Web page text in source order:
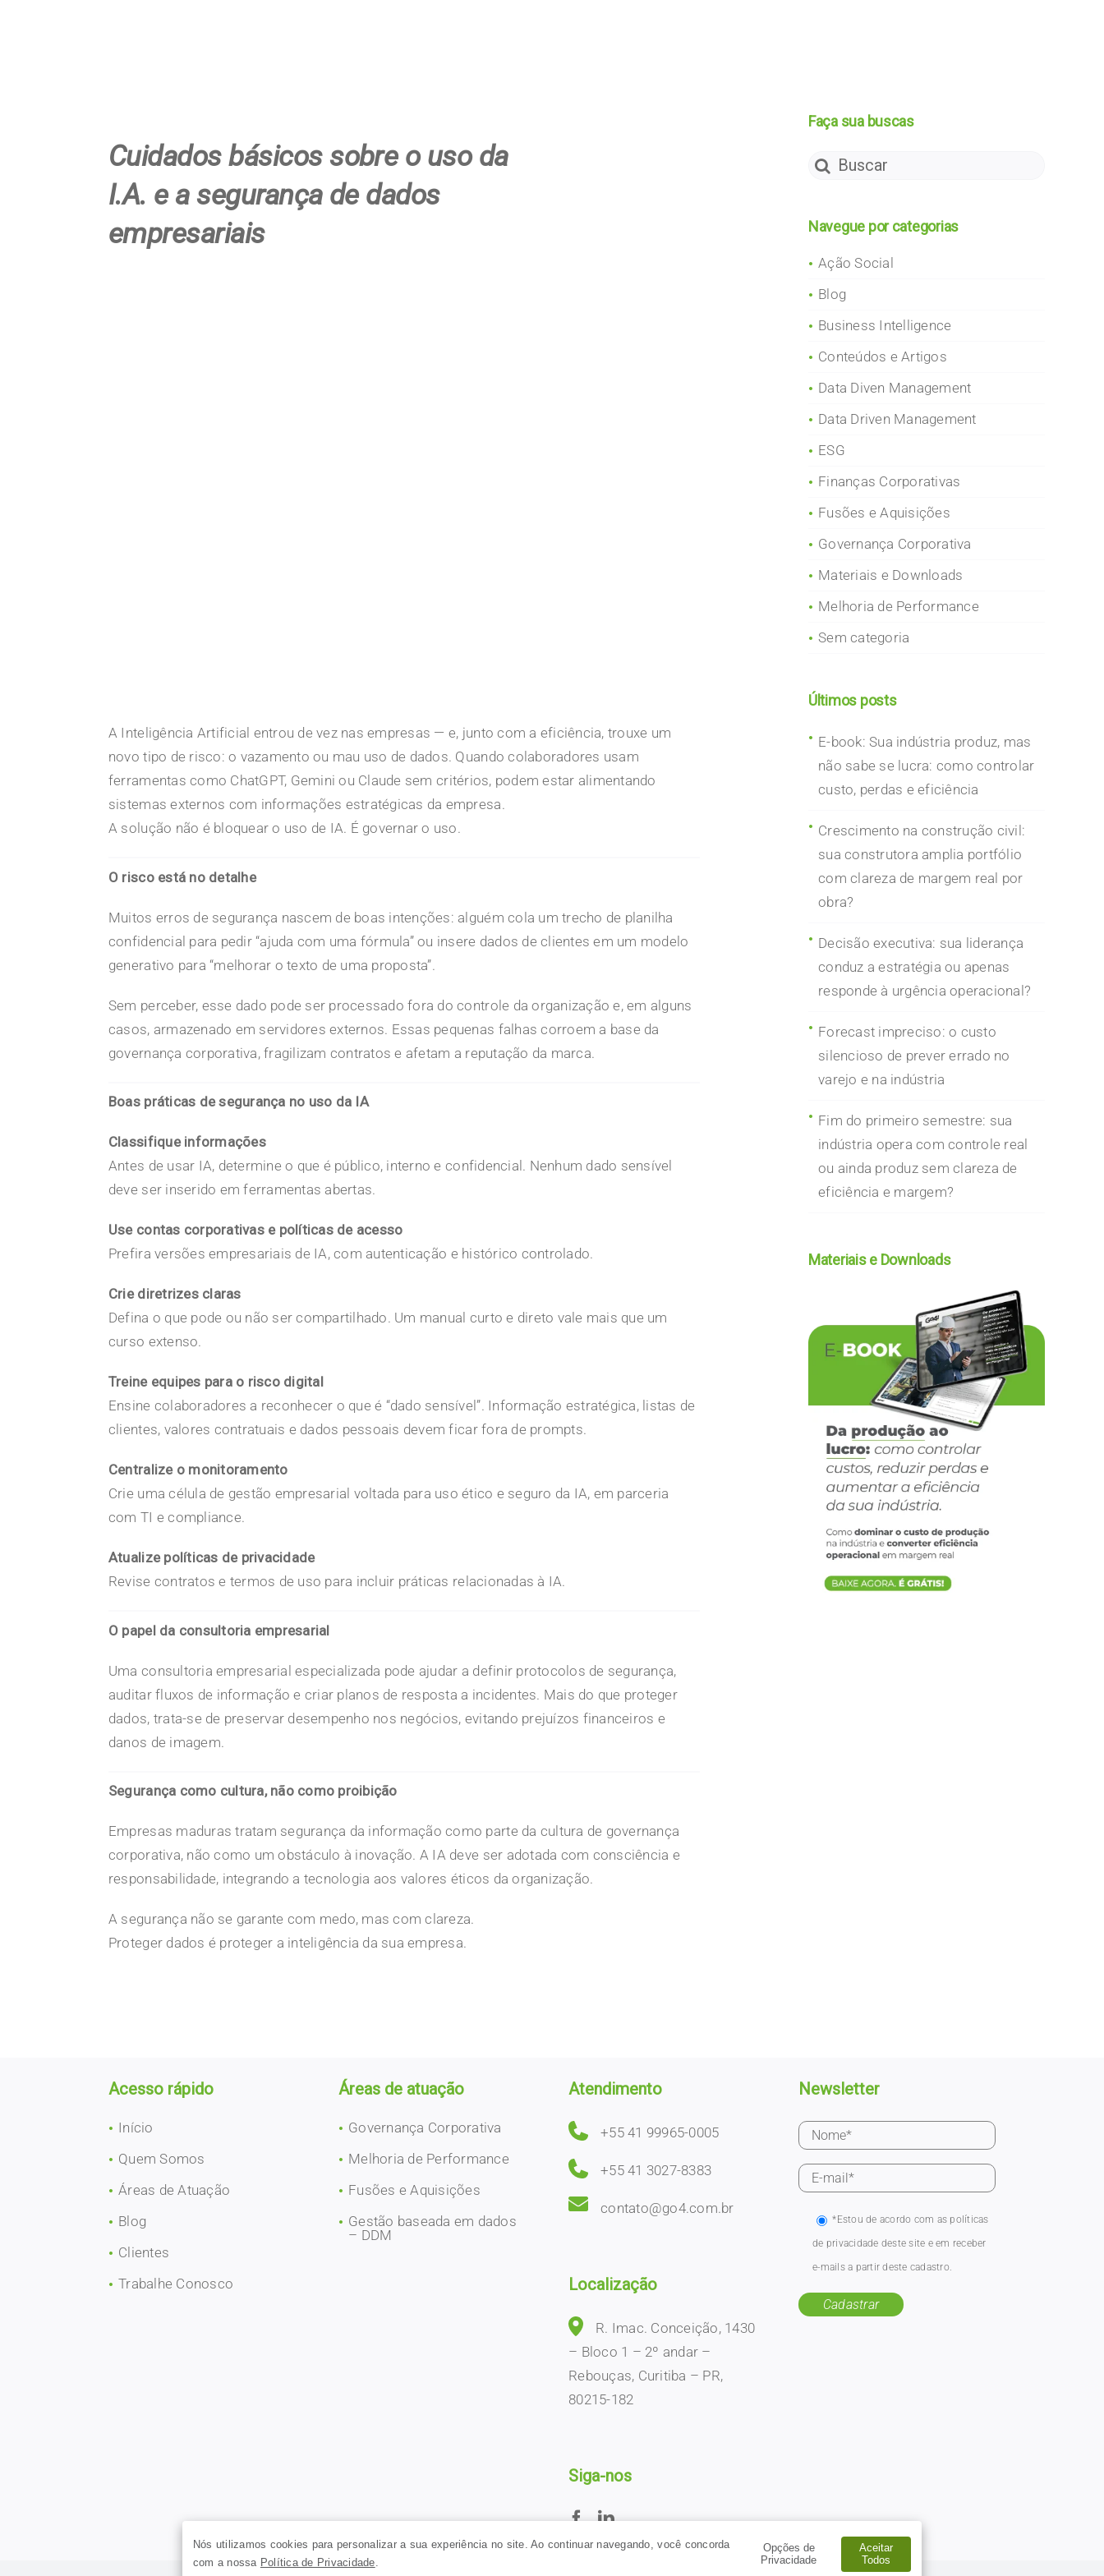
Cuidados básicos sobre o uso da
I.A. e a segurança de dados
empresariais
A Inteligência Artificial entrou de vez nas empresas — e, junto com a eficiência, trouxe um
novo tipo de risco: o vazamento ou mau uso de dados. Quando colaboradores usam
ferramentas como ChatGPT, Gemini ou Claude sem critérios, podem estar alimentando
sistemas externos com informações estratégicas da empresa.
A solução não é bloquear o uso de IA. É governar o uso.
O risco está no detalhe
Muitos erros de segurança nascem de boas intenções: alguém cola um trecho de planilha
confidencial para pedir “ajuda com uma fórmula” ou insere dados de clientes em um modelo
generativo para “melhorar o texto de uma proposta”.
Sem perceber, esse dado pode ser processado fora do controle da organização e, em alguns
casos, armazenado em servidores externos. Essas pequenas falhas corroem a base da
governança corporativa, fragilizam contratos e afetam a reputação da marca.
Boas práticas de segurança no uso da IA
Classifique informações
Antes de usar IA, determine o que é público, interno e confidencial. Nenhum dado sensível
deve ser inserido em ferramentas abertas.
Use contas corporativas e políticas de acesso
Prefira versões empresariais de IA, com autenticação e histórico controlado.
Crie diretrizes claras
Defina o que pode ou não ser compartilhado. Um manual curto e direto vale mais que um
curso extenso.
Treine equipes para o risco digital
Ensine colaboradores a reconhecer o que é “dado sensível”. Informação estratégica, listas de
clientes, valores contratuais e dados pessoais devem ficar fora de prompts.
Centralize o monitoramento
Crie uma célula de gestão empresarial voltada para uso ético e seguro da IA, em parceria
com TI e compliance.
Atualize políticas de privacidade
Revise contratos e termos de uso para incluir práticas relacionadas à IA.
O papel da consultoria empresarial
Uma consultoria empresarial especializada pode ajudar a definir protocolos de segurança,
auditar fluxos de informação e criar planos de resposta a incidentes. Mais do que proteger
dados, trata-se de preservar desempenho nos negócios, evitando prejuízos financeiros e
danos de imagem.
Segurança como cultura, não como proibição
Empresas maduras tratam segurança da informação como parte da cultura de governança
corporativa, não como um obstáculo à inovação. A IA deve ser adotada com consciência e
responsabilidade, integrando a tecnologia aos valores éticos da organização.
A segurança não se garante com medo, mas com clareza.
Proteger dados é proteger a inteligência da sua empresa.
Faça sua buscas
Search
Navegue por categorias
Ação Social
Blog
Business Intelligence
Conteúdos e Artigos
Data Diven Management
Data Driven Management
ESG
Finanças Corporativas
Fusões e Aquisições
Governança Corporativa
Materiais e Downloads
Melhoria de Performance
Sem categoria
Últimos posts
E-book: Sua indústria produz, mas
não sabe se lucra: como controlar
custo, perdas e eficiência
Crescimento na construção civil:
sua construtora amplia portfólio
com clareza de margem real por
obra?
Decisão executiva: sua liderança
conduz a estratégia ou apenas
responde à urgência operacional?
Forecast impreciso: o custo
silencioso de prever errado no
varejo e na indústria
Fim do primeiro semestre: sua
indústria opera com controle real
ou ainda produz sem clareza de
eficiência e margem?
Materiais e Downloads
Acesso rápido
Início
Quem Somos
Áreas de Atuação
Blog
Clientes
Trabalhe Conosco
Áreas de atuação
Governança Corporativa
Melhoria de Performance
Fusões e Aquisições
Gestão baseada em dados
– DDM
Atendimento
+55 41 99965-0005
+55 41 3027-8383
contato@go4.com.br
Localização
R. Imac. Conceição, 1430
– Bloco 1 – 2º andar –
Rebouças, Curitiba – PR,
80215-182
Siga-nos
Newsletter
*Estou de acordo com as políticas
de privacidade deste site e em receber
e-mails a partir deste cadastro.
Nós utilizamos cookies para personalizar a sua experiência no site. Ao continuar navegando, você concorda
com a nossa Política de Privacidade.
Opções de
Privacidade
Aceitar
Todos